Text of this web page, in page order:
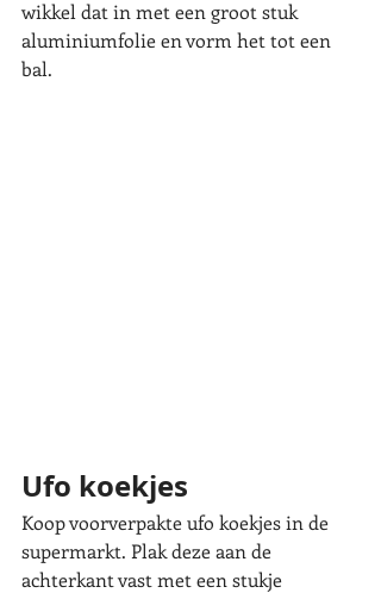
wikkel dat in met een groot stuk
aluminiumfolie en vorm het tot een
bal.
Ufo koekjes
Koop voorverpakte ufo koekjes in de
supermarkt. Plak deze aan de
achterkant vast met een stukje